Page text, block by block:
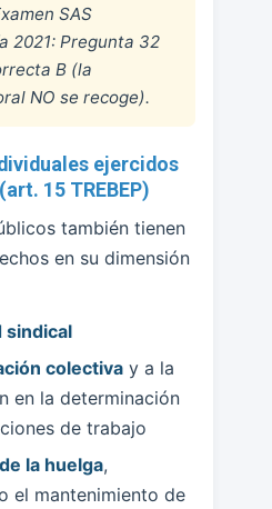
SAS
2021: Pregunta 32
B (la
NO se recoge).
ejercidos
15 TREBEP)
también tienen
en su dimensión
sindical
colectiva y a la
en la determinación
de trabajo
la huelga,
el mantenimiento de